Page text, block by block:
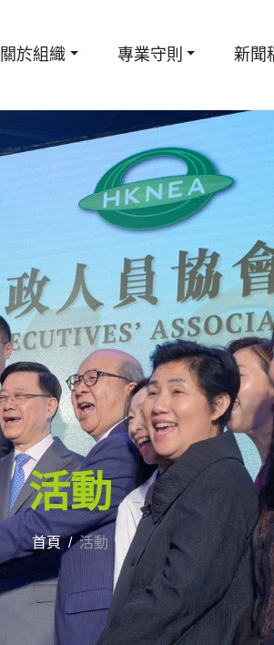
關於組織 專業守則 新聞
活動
首頁 活動